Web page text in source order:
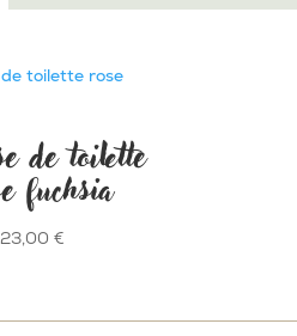
de toilette
fuchsia
23,00 €